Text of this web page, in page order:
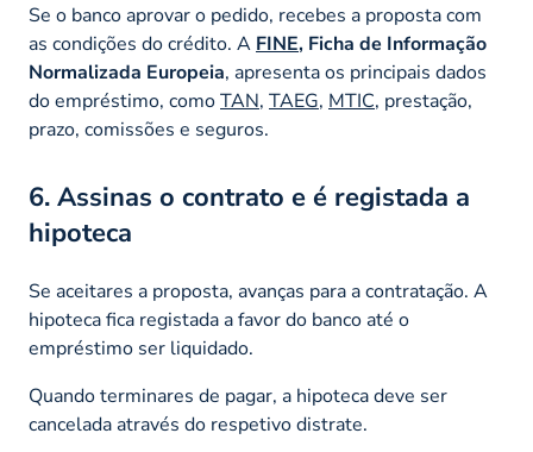
Se o banco aprovar o pedido, recebes a proposta com
as condições do crédito. A FINE, Ficha de Informação
Normalizada Europeia, apresenta os principais dados
do empréstimo, comoTAN, TAEG, MTIC, prestação,
prazo, comissões e seguros.
6. Assinas o contrato e é registada a
hipoteca
Se aceitares a proposta, avanças para a contratação. A
hipoteca fica registada a favor do banco até o
empréstimo ser liquidado.
Quando terminares de pagar, a hipoteca deve ser
cancelada através do respetivo distrate.